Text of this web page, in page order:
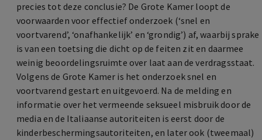
precies tot deze conclusie? De Grote Kamer loopt de
voorwaarden voor effectief onderzoek (‘snel en
voortvarend’, ‘onafhankelijk’ en ‘grondig’) af, waarbij sprake
is van een toetsing die dicht op de feiten zit en daarmee
weinig beoordelingsruimte over laat aan de verdragsstaat.
Volgens de Grote Kamer is het onderzoek snel en
voortvarend gestart en uitgevoerd. Na de melding en
informatie over het vermeende seksueel misbruik door de
media en de Italiaanse autoriteiten is eerst door de
kinderbeschermingsautoriteiten, en later ook (tweemaal)